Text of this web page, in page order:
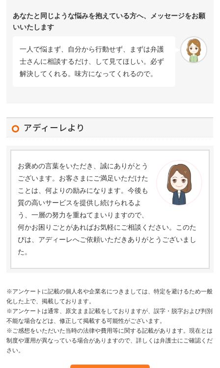
あなたと同じような悩みを抱えている方へ、メッセージをお願
いいたします
一人で悩まず、自分から行動せず、まずは弁護
士さんに相談するだけ、して見てほしい。必ず
解決してくれる。味方になってくれるので。
アディーレより
お褒めの言葉をいただき、誠にありがとう
ございます。お客さまにご満足いただけた
ことは、何よりの励みになります。今後も
質の高いサービスを提供し続けられるよ
う、一層の努力を重ねてまいりますので、
何かお困りごとがあればお気軽にご相談ください。このた
びは、アディーレへご依頼いただきありがとうございまし
た。
※アンケートに記載の個人名や企業名につきましては、特定を避けるため一般
化した上で、掲載しております。
※アンケートは通常、原文まま記載をしておりますが、誤字・脱字および判別
不能な場合などは、修正して掲載する可能性がございます。
※ご感想をいただいた当時の法律や費用等に関する記載があります。現在とは
制度や運用が異なっている場合がありますので、詳しくは弁護士にご確認くだ
さい。